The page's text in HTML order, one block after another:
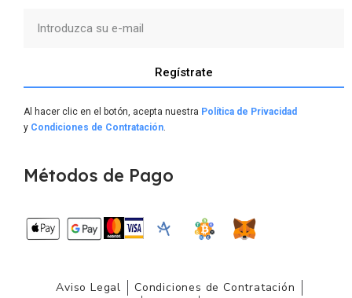
Regístrate
Al hacer clic en el botón, acepta nuestra Política de Privacidad
y Condiciones de Contratación.
Métodos de Pago
Aviso Legal
Condiciones de Contratación